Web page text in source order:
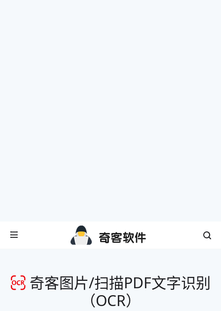
奇客图片/扫描PDF文字识别
（OCR）